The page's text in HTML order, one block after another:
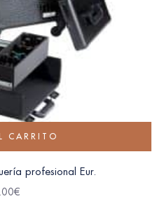
CARRITO
profesional Eur.
€